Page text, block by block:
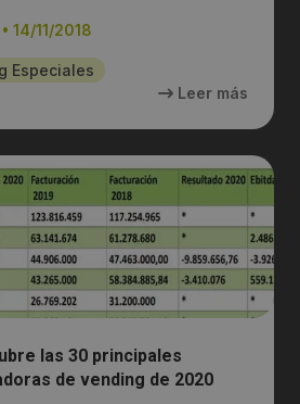
• 14/11/2018
Especiales
Leer más
las 30 principales
de vending de 2020